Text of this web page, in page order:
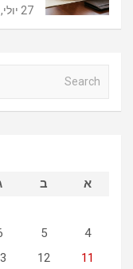
27 יולי, 2026
א
ב
4
5
11
12